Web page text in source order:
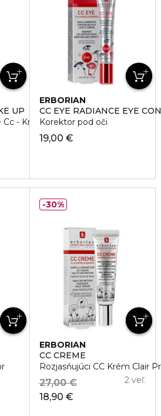
UP
Cc - Krém
ERBORIAN
CC EYE RADIANCE EYE
Korektor pod oči
19,00 €
ERBORIAN
CC CRÉME
Rozjasňujúci CC Krém Clair
18,90 €
27,00 € 2 veľ.
30%